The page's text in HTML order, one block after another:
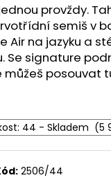
provždy.
semiš v
Air na jazyku a
signature
můžeš posouvat
2506/44
ORANGE